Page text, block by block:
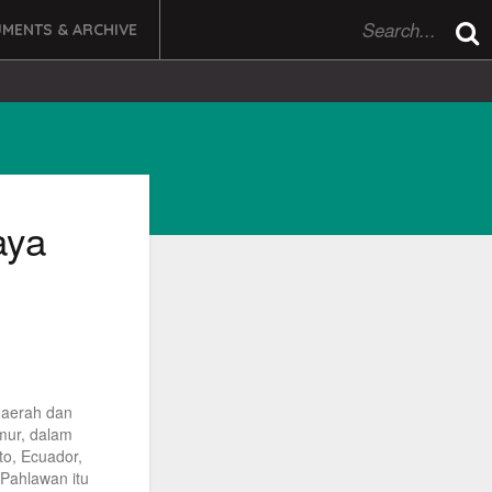
& ARCHIVE
dan
dalam
Ecuador,
itu